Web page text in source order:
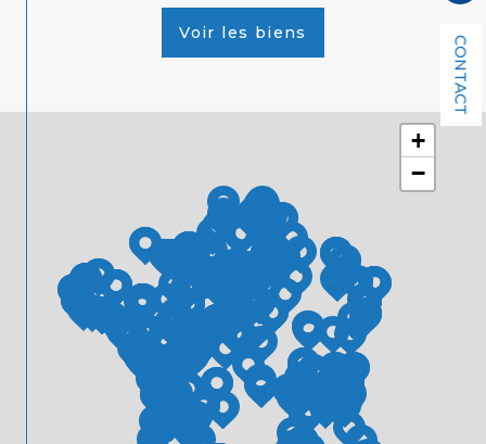
CONTACT
+
−
Voir les biens